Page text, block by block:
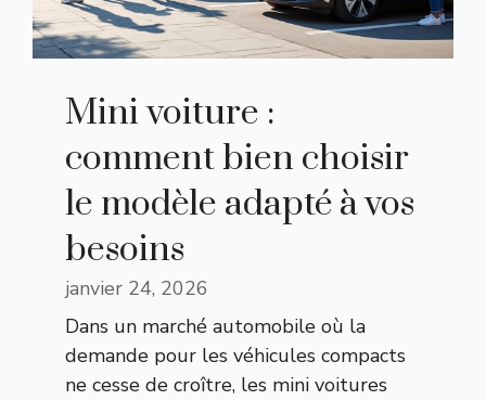
Mini voiture :
comment bien choisir
le modèle adapté à vos
besoins
janvier 24, 2026
Dans un marché automobile où la
demande pour les véhicules compacts
ne cesse de croître, les mini voitures